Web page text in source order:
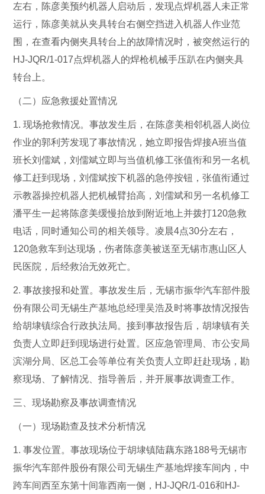
左右，陈彦美预约机器人启动后，发现点焊机器人未正常
运行，陈彦美就从夹具转台右侧空挡进入机器人作业范
围，在查看内侧夹具转台上的故障情况时，被突然运行的
HJ-JQR/1-017点焊机器人的焊枪机械手压趴在内侧夹具
转台上。
（二）应急救援处置情况
1. 现场抢救情况。事故发生后，在陈彦美相邻机器人岗位
作业的郭利芳发现了事故情况，她立即报告焊接A班当值
班长刘儒斌，刘儒斌立即与当值机修工张值衔和另一名机
修工赶到现场，刘儒斌按下机器的急停按钮，张值衔通过
示教器操控机器人把机械臂抬高，刘儒斌和另一名机修工
潘平生一起将陈彦美缓慢抬放到附近地上并拨打120急救
电话，同时通知公司的相关领导。凌晨4点30分左右，
120急救车到达现场，伤者陈彦美被送至无锡市惠山区人
民医院，后经救治无效死亡。
2. 事故接报和处置。事故发生后，无锡市振华汽车部件股
份有限公司无锡生产基地总经理吴浩及时将事故情况报告
给胡埭镇综合行政执法局。接到事故报告后，胡埭镇有关
负责人立即赶到现场进行处置。区应急管理局、市公安局
滨湖分局、区总工会等单位有关负责人立即赶赴现场，勘
察现场、了解情况、指导善后，并开展事故调查工作。
三、现场勘察及事故调查情况
（一）现场勘查及技术分析情况
1. 事发位置。事故现场位于胡埭镇陆藕东路188号无锡市
振华汽车部件股份有限公司无锡生产基地焊接车间内，中
跨车间西至东第十间靠西南一侧，HJ-JQR/1-016和HJ-